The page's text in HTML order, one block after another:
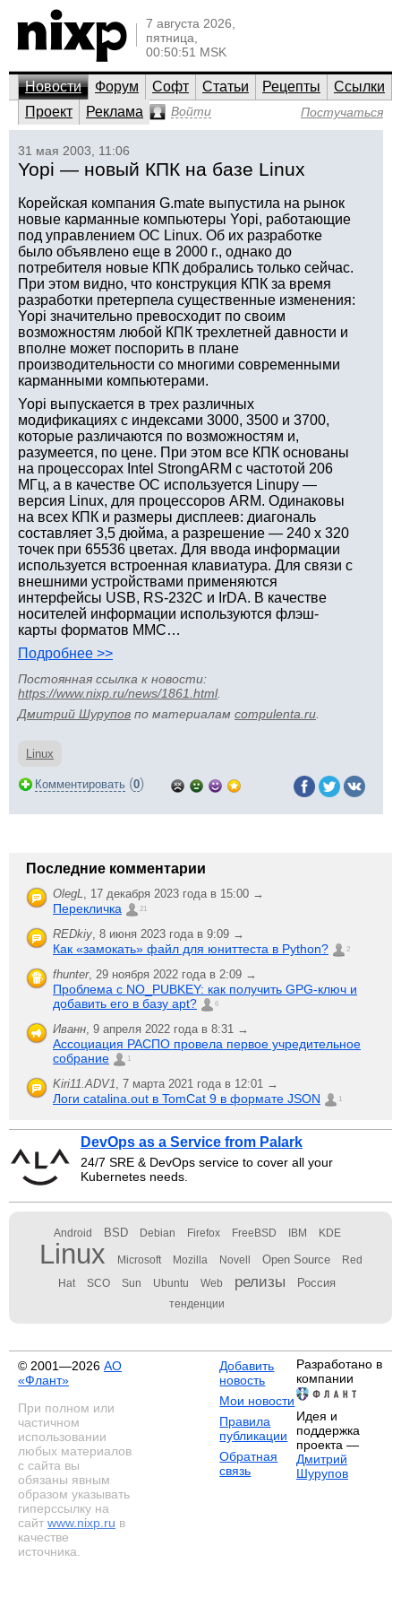
7 августа 2026,
пятница,
00:50:51 MSK
Новости Форум Софт Статьи Рецепты
Ссылки
Проект
Реклама Войти Постучаться
31 мая 2003, 11:06
Yopi — новый КПК на базе Linux
Корейская компания G.mate выпустила на рынок
новые карманные компьютеры Yopi, работающие
под управлением ОС Linux. Об их разработке
было объявлено еще в 2000 г., однако до
потребителя новые КПК добрались только сейчас.
При этом видно, что конструкция КПК за время
разработки претерпела существенные изменения:
Yopi значительно превосходит по своим
возможностям любой КПК трехлетней давности и
вполне может поспорить в плане
производительности со многими современными
карманными компьютерами.
Yopi выпускается в трех различных
модификациях с индексами 3000, 3500 и 3700,
которые различаются по возможностям и,
разумеется, по цене. При этом все КПК основаны
на процессорах Intel StrongARM с частотой 206
МГц, а в качестве ОС используется Linupy —
версия Linux, для процессоров ARM. Одинаковы
на всех КПК и размеры дисплеев: диагональ
составляет 3,5 дюйма, а разрешение — 240 х 320
точек при 65536 цветах. Для ввода информации
используется встроенная клавиатура. Для связи с
внешними устройствами применяются
интерфейсы USB, RS-232C и IrDA. В качестве
носителей информации используются флэш-
карты форматов MMC…
Подробнее >>
Постоянная ссылка к новости:
https://www.nixp.ru/news/1861.html.
Дмитрий Шурупов по материалам compulenta.ru
Linux
Комментировать (0)
Последние комментарии
OlegL, 17 декабря 2023 года в 15:00 →
Перекличка 21
REDkiy, 8 июня 2023 года в 9:09 →
Как «замокать» файл для юниттеста в Python? 2
fhunter, 29 ноября 2022 года в 2:09 →
Проблема с NO_PUBKEY: как получить GPG-ключ и
добавить его в базу apt?
6
Иванн, 9 апреля 2022 года в 8:31 →
Ассоциация РАСПО провела первое учредительное
собрание
1
Kiri11.ADV1, 7 марта 2021 года в 12:01 →
Логи catalina.out в TomCat 9 в формате JSON 1
DevOps as a Service from Palark
24/7 SRE & DevOps service to cover all your
Kubernetes needs.
Android BSD Debian Firefox FreeBSD IBM KDE
Linux Microsoft Mozilla Novell Open Source Red
Hat SCO Sun Ubuntu Web релизы Россия
тенденции
© 2001—2026 АО
«Флант»
При полном или
частичном
использовании
любых материалов
с сайта вы
обязаны явным
образом указывать
гиперссылку на
сайт www.nixp.ru в
качестве
источника.
Добавить
новость
Мои новости
Правила
публикации
Обратная
связь
Разработано в
компании
Идея и
поддержка
проекта —
Дмитрий
Шурупов